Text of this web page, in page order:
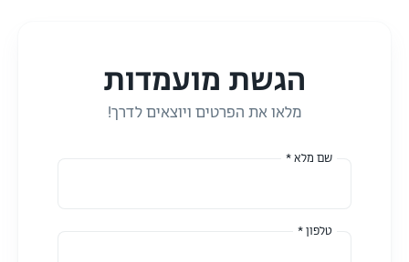
הגשת מועמדות
מלאו את הפרטים ויוצאים לדרך!
שם מלא *
טלפון *